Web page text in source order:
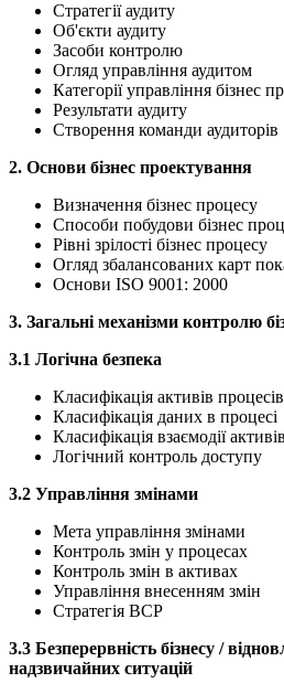
Стратегії аудиту
Об'єкти аудиту
Засоби контролю
Огляд управління аудитом
Категорії управління бізнес
Результати аудиту
Створення команди аудиторів
2. Основи бізнес проектування
Визначення бізнес процесу
Способи побудови бізнес
Рівні зрілості бізнес процесу
Огляд збалансованих карт
Основи ISO 9001: 2000
3. Загальні механізми контролю
3.1 Логічна безпека
Класифікація активів процесів
Класифікація даних в процесі
Класифікація взаємодії
Логічний контроль доступу
3.2 Управління змінами
Мета управління змінами
Контроль змін у процесах
Контроль змін в активах
Управління внесенням змін
Стратегія BCP
3.3 Безперервність бізнесу /
надзвичайних ситуацій